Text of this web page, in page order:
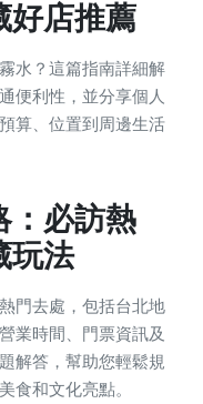
好店推薦
水？這篇指南詳細解
便利性，並分享個人
算、位置到周邊生活
：必訪熱
玩法
門去處，包括台北地
業時間、門票資訊及
解答，幫助您輕鬆規
食和文化亮點。